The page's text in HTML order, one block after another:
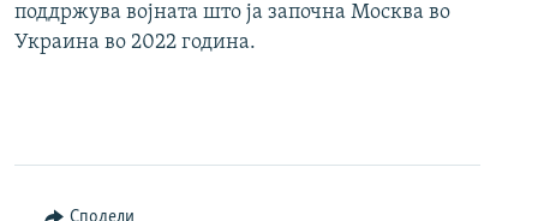
поддржува војната што ја започна Москва во
Украина во 2022 година.